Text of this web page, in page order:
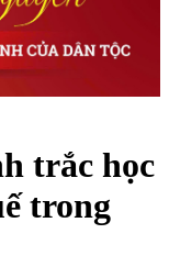
trắc học
trong